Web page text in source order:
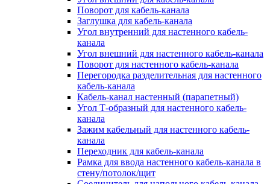
Поворот для кабель-канала
Заглушка для кабель-канала
Угол внутренний для настенного кабель-
канала
Угол внешний для настенного кабель-канала
Поворот для настенного кабель-канала
Перегородка разделительная для настенного
кабель-канала
Кабель-канал настенный (парапетный)
Угол Т-образный для настенного кабель-
канала
Зажим кабельный для настенного кабель-
канала
Переходник для кабель-канала
Рамка для ввода настенного кабель-канала в
стену/потолок/щит